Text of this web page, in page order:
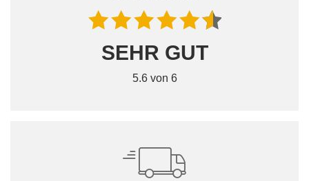
SEHR GUT
5.6 von 6